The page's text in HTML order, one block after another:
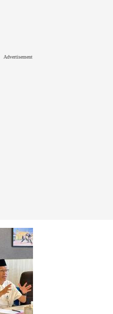
Advertisement